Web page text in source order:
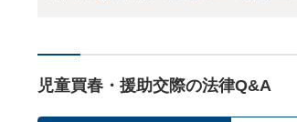
児童買春・援助交際の法律Q&A